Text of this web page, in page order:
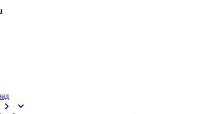
chevron_right expand_more